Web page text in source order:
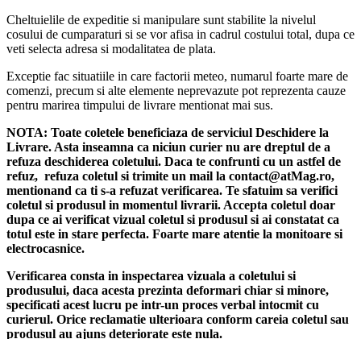
Caracteristici principale:
Putere:45W
4 trepte de temperatură:de la 160°C până la 220°C, potrivite
pentru diferite tipuri de păr
Încălzire rapidă:gata de utilizare în doar 30 de secunde
Temperatură constantă:menține uniform căldura pentru rezultate
perfecte
Lumină LED indicator pentru funcționare
Design ergonomic cu plăci ceramice fine ce alunecă ușor prin
păr
Culoare: negru cu accente aurii
Cheltuielile de expeditie si manipulare sunt stabilite la nivelul
cosului de cumparaturi si se vor afisa in cadrul costului total, dupa ce
veti selecta adresa si modalitatea de plata.
Exceptie fac situatiile in care factorii meteo, numarul foarte mare de
comenzi, precum si alte elemente neprevazute pot reprezenta cauze
pentru marirea timpului de livrare mentionat mai sus.
NOTA: Toate coletele beneficiaza de serviciul Deschidere la
Livrare. Asta inseamna ca niciun curier nu are dreptul de a
refuza deschiderea coletului. Daca te confrunti cu un astfel de
refuz, refuza coletul si trimite un mail la contact@atMag.ro,
mentionand ca ti s-a refuzat verificarea. Te sfatuim sa verifici
coletul si produsul in momentul livrarii. Accepta coletul doar
dupa ce ai verificat vizual coletul si produsul si ai constatat ca
totul este in stare perfecta. Foarte mare atentie la monitoare si
electrocasnice.
Verificarea consta in inspectarea vizuala a coletului si
produsului, daca acesta prezinta deformari chiar si minore,
specificati acest lucru pe intr-un proces verbal intocmit cu
curierul. Orice reclamatie ulterioara conform careia coletul sau
produsul au ajuns deteriorate este nula.